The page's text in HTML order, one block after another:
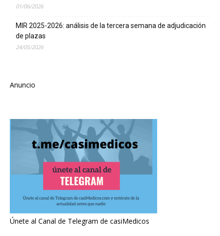
01/06/2026
MIR 2025-2026: análisis de la tercera semana de adjudicación
de plazas
24/05/2026
Anuncio
Únete al Canal de Telegram de casiMedicos